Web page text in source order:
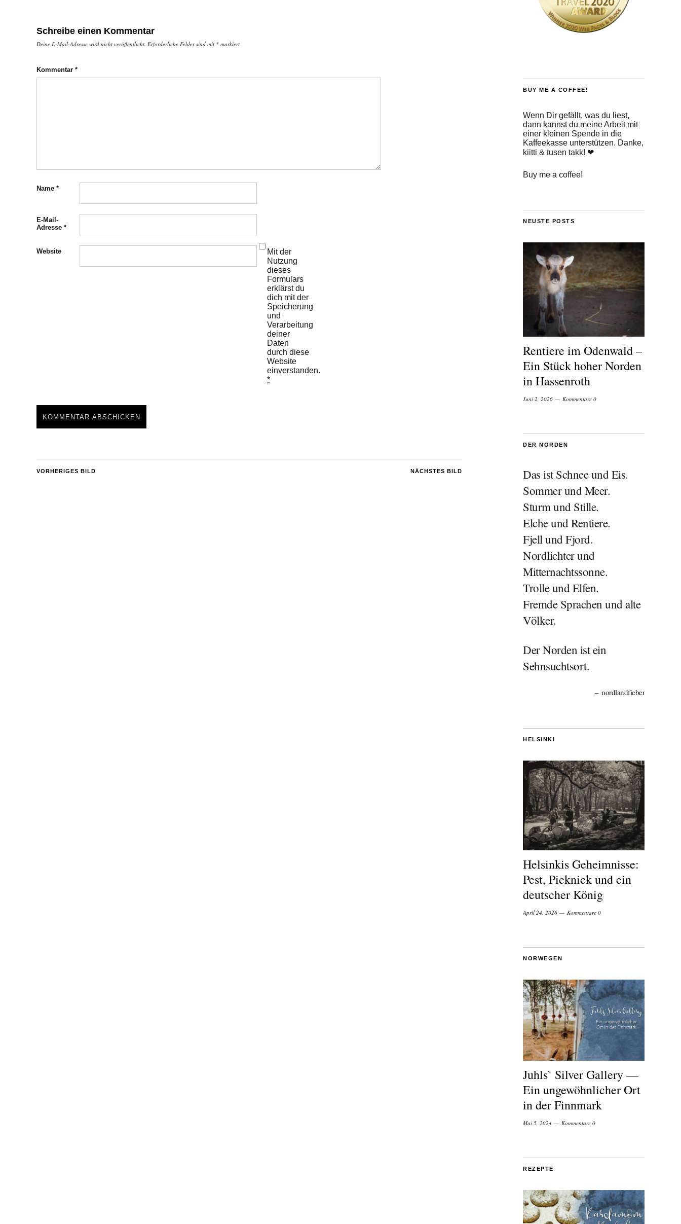
Schreibe einen Kommentar
Deine E-Mail-Adresse wird nicht veröffentlicht. Erforderliche Felder sind mit * markiert
Kommentar *
Name *
E-Mail-
Adresse *
Website
Mit der
Nutzung
dieses
Formulars
erklärst du
dich mit der
Speicherung
und
Verarbeitung
deiner
Daten
durch diese
Website
einverstanden.
*
NÄCHSTES BILD
VORHERIGES BILD
BUY ME A COFFEE!
Wenn Dir gefällt, was du liest,
dann kannst du meine Arbeit mit
einer kleinen Spende in die
Kaffeekasse unterstützen. Danke,
kiitti & tusen takk! ❤
Buy me a coffee!
NEUSTE POSTS
Rentiere im Odenwald –
Ein Stück hoher Norden
in Hassenroth
Juni 2, 2026 Kommentare 0
DER NORDEN
Das ist Schnee und Eis.
Sommer und Meer.
Sturm und Stille.
Elche und Rentiere.
Fjell und Fjord.
Nordlichter und
Mitternachtssonne.
Trolle und Elfen.
Fremde Sprachen und alte
Völker.
Der Norden ist ein
Sehnsuchtsort.
nordlandfieber
HELSINKI
Helsinkis Geheimnisse:
Pest, Picknick und ein
deutscher König
April 24, 2026 Kommentare 0
NORWEGEN
Juhls` Silver Gallery —
Ein ungewöhnlicher Ort
in der Finnmark
Mai 5, 2024 Kommentare 0
REZEPTE